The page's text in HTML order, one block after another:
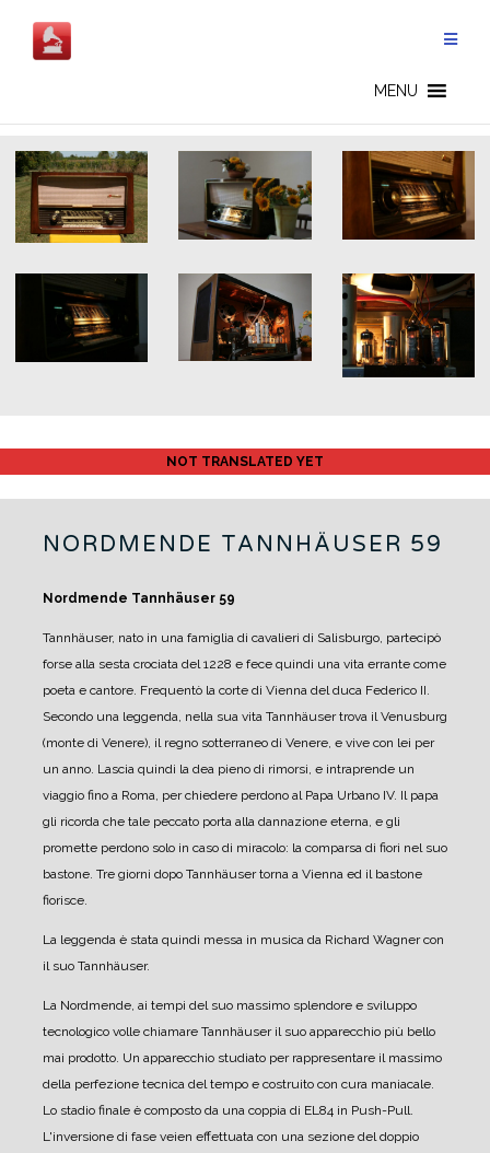
contenu
MENU
NOT TRANSLATED YET
NORDMENDE TANNHÄUSER 59
Nordmende Tannhäuser 59
Tannhäuser, nato in una famiglia di cavalieri di Salisburgo, partecipò
forse alla sesta crociata del 1228 e fece quindi una vita errante come
poeta e cantore. Frequentò la corte di Vienna del duca Federico II.
Secondo una leggenda, nella sua vita Tannhäuser trova il Venusburg
(monte di Venere), il regno sotterraneo di Venere, e vive con lei per
un anno. Lascia quindi la dea pieno di rimorsi, e intraprende un
viaggio fino a Roma, per chiedere perdono al Papa Urbano IV. Il papa
gli ricorda che tale peccato porta alla dannazione eterna, e gli
promette perdono solo in caso di miracolo: la comparsa di fiori nel suo
bastone. Tre giorni dopo Tannhäuser torna a Vienna ed il bastone
fiorisce.
La leggenda è stata quindi messa in musica da Richard Wagner con
il suo Tannhäuser.
La Nordmende, ai tempi del suo massimo splendore e sviluppo
tecnologico volle chiamare Tannhäuser il suo apparecchio più bello
mai prodotto. Un apparecchio studiato per rappresentare il massimo
della perfezione tecnica del tempo e costruito con cura maniacale.
Lo stadio finale è composto da una coppia di EL84 in Push-Pull.
L'inversione di fase veien effettuata con una sezione del doppio